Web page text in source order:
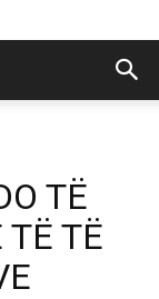
TË
TË TË